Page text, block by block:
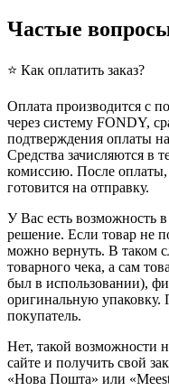
Частые
⭐ Как оплатить заказ?
Оплата производится с
через систему FONDY,
подтверждения оплаты
Средства зачисляются в
комиссию. После
готовится на отправку.
У Вас есть возможность
решение. Если товар не
можно вернуть. В таком
товарного чека, а сам
был в использовании),
оригинальную упаковку.
покупатель.
Нет, такой возможности
сайте и получить свой
«Нова Пошта» или